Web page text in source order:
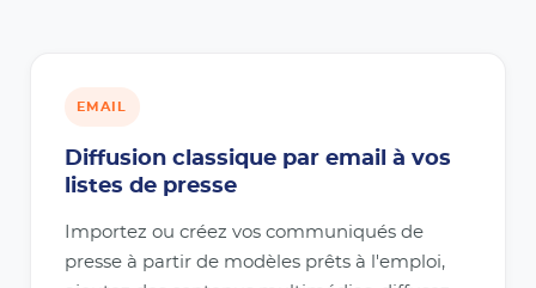
EMAIL
Diffusion classique par email à vos
listes de presse
Importez ou créez vos communiqués de
presse à partir de modèles prêts à l'emploi,